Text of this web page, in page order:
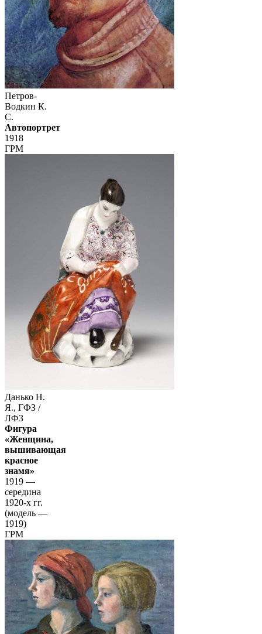
Петров-
Водкин К.
С.
Автопортрет
1918
ГРМ
Данько Н.
Я., ГФЗ /
ЛФЗ
Фигура
«Женщина,
вышивающая
красное
знамя»
1919 —
середина
1920-х гг.
(модель —
1919)
ГРМ